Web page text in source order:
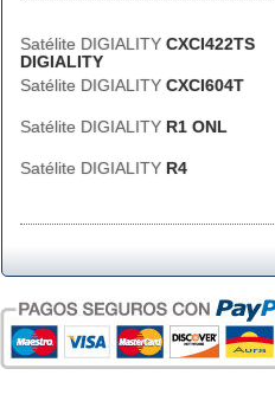
Satélite DIGIALITY CXCI422TS
DIGIALITY
Satélite DIGIALITY CXCI604T
Satélite DIGIALITY R1 ONL
Satélite DIGIALITY R4